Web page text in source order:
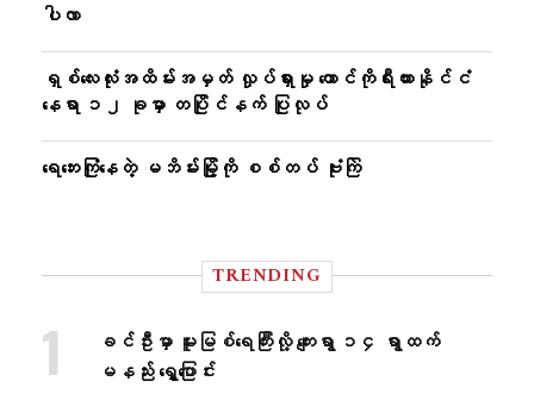
ပါလာ
ရှစ်လေးလုံးအထိမ်းအမှတ် လှုပ်ရှားမှု တောင်ကိုရီးယားနိုင်ငံ
နေရာ ၁၂ ခုမှာ တပြိုင်နက် ပြုလုပ်
ရေဘေးကြုံနေတဲ့ မဘိမ်းမြို့ကို စစ်တပ် ဗုံးကြဲ
TRENDING
ခင်ဦးမှာ မူးမြစ်ရေကြီးလို့ ကျေးရွာ ၁၄ ရွာထက်
မနည်း ရွှေ့ပြောင်း